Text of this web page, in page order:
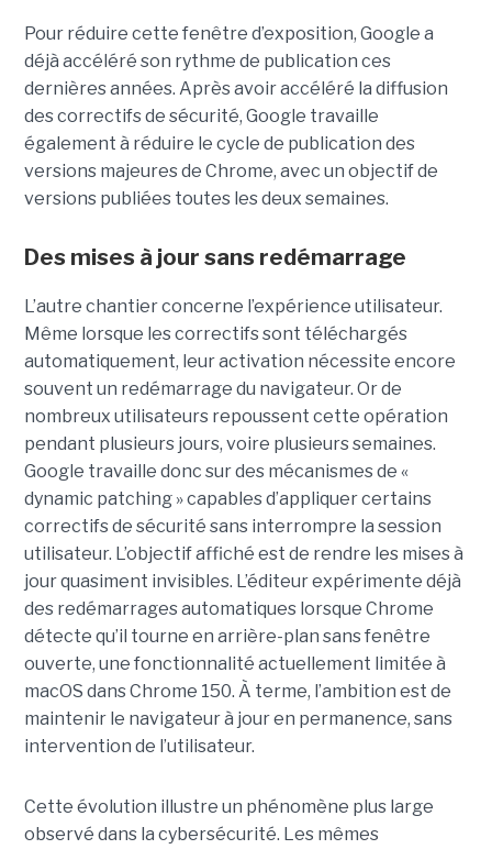
Pour réduire cette fenêtre d’exposition, Google a
déjà accéléré son rythme de publication ces
dernières années. Après avoir accéléré la diffusion
des correctifs de sécurité, Google travaille
également à réduire le cycle de publication des
versions majeures de Chrome, avec un objectif de
versions publiées toutes les deux semaines.
Des mises à jour sans redémarrage
L’autre chantier concerne l’expérience utilisateur.
Même lorsque les correctifs sont téléchargés
automatiquement, leur activation nécessite encore
souvent un redémarrage du navigateur. Or de
nombreux utilisateurs repoussent cette opération
pendant plusieurs jours, voire plusieurs semaines.
Google travaille donc sur des mécanismes de «
dynamic patching » capables d’appliquer certains
correctifs de sécurité sans interrompre la session
utilisateur. L’objectif affiché est de rendre les mises à
jour quasiment invisibles. L’éditeur expérimente déjà
des redémarrages automatiques lorsque Chrome
détecte qu’il tourne en arrière-plan sans fenêtre
ouverte, une fonctionnalité actuellement limitée à
macOS dans Chrome 150. À terme, l’ambition est de
maintenir le navigateur à jour en permanence, sans
intervention de l’utilisateur.
Cette évolution illustre un phénomène plus large
observé dans la cybersécurité. Les mêmes